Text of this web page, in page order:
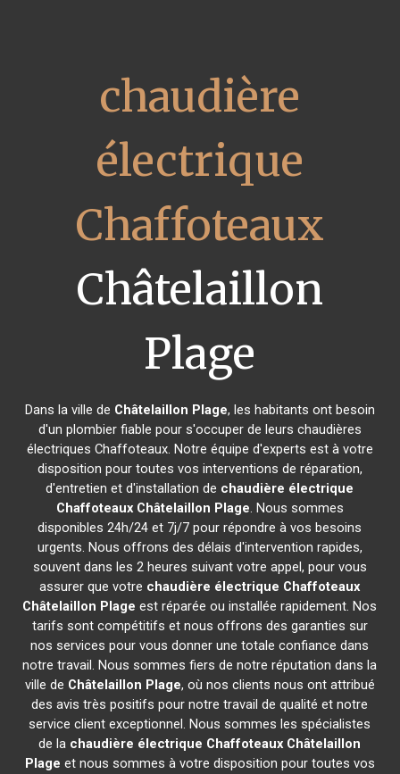
chaudière
électrique
Chaffoteaux
Châtelaillon
Plage
Dans la ville de Châtelaillon Plage, les habitants ont besoin
d'un plombier fiable pour s'occuper de leurs chaudières
électriques Chaffoteaux. Notre équipe d'experts est à votre
disposition pour toutes vos interventions de réparation,
d'entretien et d'installation de chaudière électrique
Chaffoteaux Châtelaillon Plage. Nous sommes
disponibles 24h/24 et 7j/7 pour répondre à vos besoins
urgents. Nous offrons des délais d'intervention rapides,
souvent dans les 2 heures suivant votre appel, pour vous
assurer que votre chaudière électrique Chaffoteaux
Châtelaillon Plage est réparée ou installée rapidement. Nos
tarifs sont compétitifs et nous offrons des garanties sur
nos services pour vous donner une totale confiance dans
notre travail. Nous sommes fiers de notre réputation dans la
ville de Châtelaillon Plage, où nos clients nous ont attribué
des avis très positifs pour notre travail de qualité et notre
service client exceptionnel. Nous sommes les spécialistes
de la chaudière électrique Chaffoteaux Châtelaillon
Plage et nous sommes à votre disposition pour toutes vos